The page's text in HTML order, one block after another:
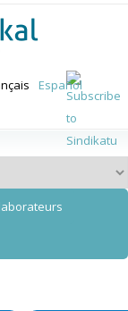
Español